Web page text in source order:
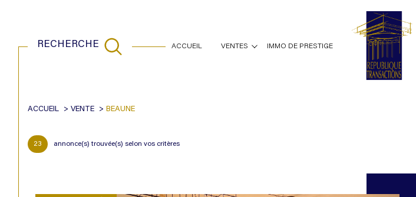
ACCUEIL VENTES IMMO DE PRESTIGE
RECHERCHE
ACCUEIL VENTE BEAUNE
23 annonce(s) trouvée(s) selon vos critères